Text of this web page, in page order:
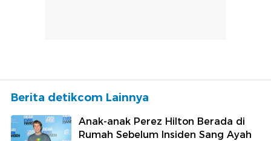
Berita detikcom Lainnya
Anak-anak Perez Hilton Berada di
Rumah Sebelum Insiden Sang Ayah